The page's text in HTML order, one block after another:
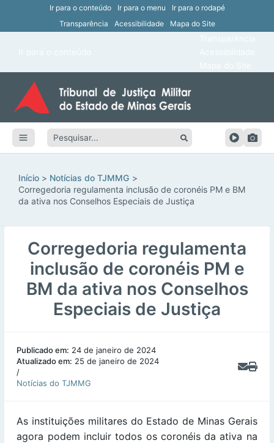
Ir para o conteúdo Ir para o menu
Ir para o rodapé
Transparência
Acessibilidade Mapa do Site
Pesquisar:
Início
Notícias do TJMMG
Corregedoria regulamenta inclusão de coronéis PM e BM
da ativa nos Conselhos Especiais de Justiça
Corregedoria regulamenta
inclusão de coronéis PM e
BM da ativa nos Conselhos
Especiais de Justiça
Publicado em: 24 de janeiro de 2024
Atualizado em: 25 de janeiro de 2024
/
Notícias do TJMMG
As instituições militares do Estado de Minas Gerais
agora podem incluir todos os coronéis da ativa na